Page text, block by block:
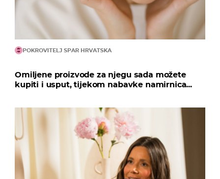
POKROVITELJ SPAR HRVATSKA
Omiljene proizvode za njegu sada možete
kupiti i usput, tijekom nabavke namirnica...